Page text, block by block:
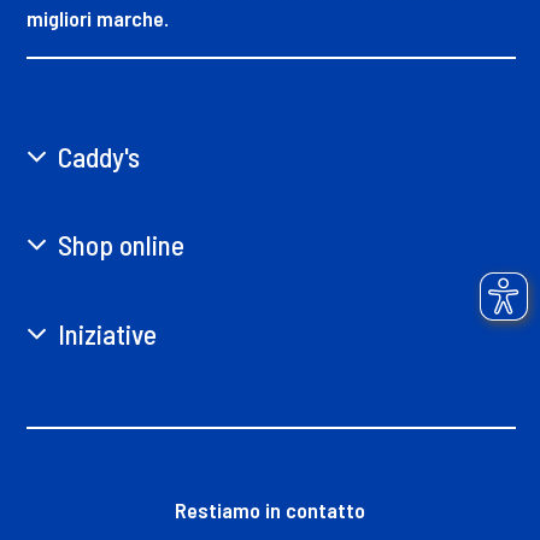
migliori marche.
Caddy's
Shop online
Iniziative
Restiamo in contatto